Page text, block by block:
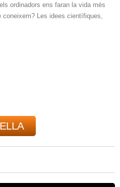
ordinadors ens faran la vida més
Les idees científiques,